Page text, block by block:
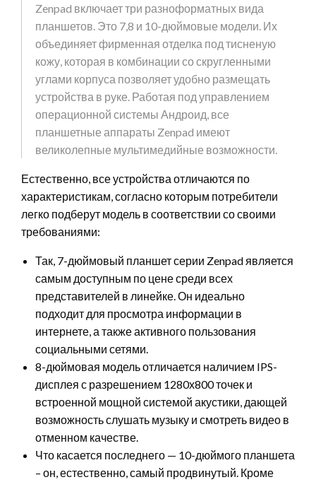
Zenpad включает три разноформатных вида
планшетов. Это 7,8 и 10-дюймовые модели. Их
объединяет фирменная отделка под тисненую
кожу, которая в комбинации со скругленными
углами корпуса позволяет удобно размещать
устройства в руке. Работая под управлением
операционной системы Андроид, все
планшетные аппараты Zenpad имеют
великолепные мультимедийные возможности.
Естественно, все устройства отличаются по
характеристикам, согласно которым потребители
легко подберут модель в соответствии со своими
требованиями:
Так, 7-дюймовый планшет серии Zenpad является
самым доступным по цене среди всех
представителей в линейке. Он идеально
подходит для просмотра информации в
интернете, а также активного пользования
социальными сетями.
8-дюймовая модель отличается наличием IPS-
дисплея с разрешением 1280х800 точек и
встроенной мощной системой акустики, дающей
возможность слушать музыку и смотреть видео в
отменном качестве.
Что касается последнего — 10-дюймого планшета
– он, естественно, самый продвинутый. Кроме